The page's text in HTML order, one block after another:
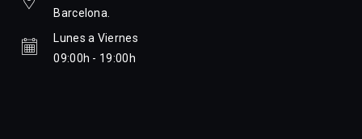
Barcelona.
Lunes a Viernes
09:00h - 19:00h